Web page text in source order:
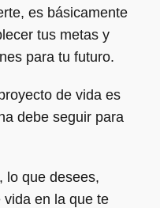
es básicamente
tus metas y
para tu futuro.
de vida es
debe seguir para
lo que desees,
en la que te